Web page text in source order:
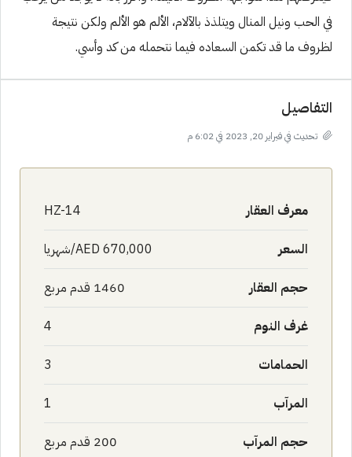
في الحب ونيل المنال ويتلذذ بالآلام، الألم هو الألم ولكن نتيجة
لظروف ما قد تكمن السعاده فيما نتحمله من كد وأسي.
التفاصيل
تحديث في فبراير 20, 2023 في 6:02 م
معرف العقار HZ-14
السعر AED 670,000/شهريا
حجم العقار 1460 قدم مربع
غرف النوم 4
الحمامات 3
المرآب 1
حجم المرآب 200 قدم مربع